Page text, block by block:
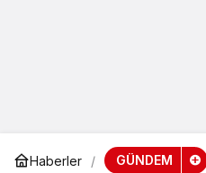
Haberler GÜNDEM